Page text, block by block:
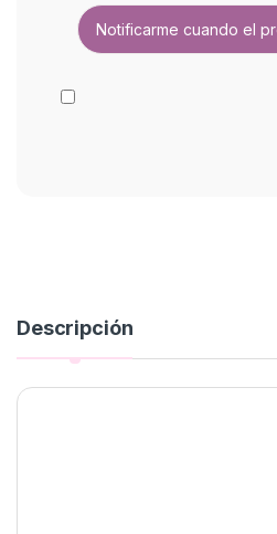
Descripción